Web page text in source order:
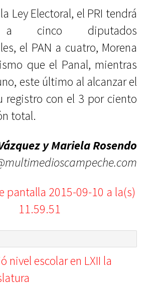
Ley Electoral, el PRI tendrá
a cinco diputados
el PAN a cuatro, Morena
que el Panal, mientras
este último al alcanzar el
registro con el 3 por ciento
total.
y Mariela Rosendo
nivel escolar en LXII la